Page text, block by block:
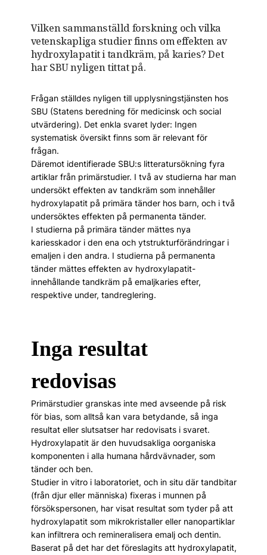
Vilken sammanställd forskning och vilka
vetenskapliga studier finns om effekten av
hydroxylapatit i tandkräm, på karies? Det
har SBU nyligen tittat på.
Frågan ställdes nyligen till upplysningstjänsten hos
SBU (Statens beredning för medicinsk och social
utvärdering). Det enkla svaret lyder: Ingen
systematisk översikt finns som är relevant för
frågan.
Däremot identifierade SBU:s litteratursökning fyra
artiklar från primärstudier. I två av studierna har man
undersökt effekten av tandkräm som innehåller
hydroxylapatit på primära tänder hos barn, och i två
undersöktes effekten på permanenta tänder.
I studierna på primära tänder mättes nya
kariesskador i den ena och ytstrukturförändringar i
emaljen i den andra. I studierna på permanenta
tänder mättes effekten av hydroxylapatit-
innehållande tandkräm på emaljkaries efter,
respektive under, tandreglering.
Inga resultat
redovisas
Primärstudier granskas inte med avseende på risk
för bias, som alltså kan vara betydande, så inga
resultat eller slutsatser har redovisats i svaret.
Hydroxylapatit är den huvudsakliga oorganiska
komponenten i alla humana hårdvävnader, som
tänder och ben.
Studier in vitro i laboratoriet, och in situ där tandbitar
(från djur eller människa) fixeras i munnen på
försökspersonen, har visat resultat som tyder på att
hydroxylapatit som mikrokristaller eller nanopartiklar
kan infiltrera och remineralisera emalj och dentin.
Baserat på det har det föreslagits att hydroxylapatit,